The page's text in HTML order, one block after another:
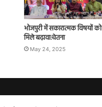
भोजपुरी में सकारात्मक विषयों को
मिले बढ़ावा:चेतना
May 24, 2025